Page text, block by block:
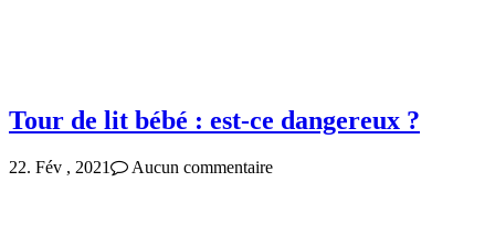
Tour de lit bébé : est-ce dangereux ?
22. Fév , 2021 Aucun commentaire